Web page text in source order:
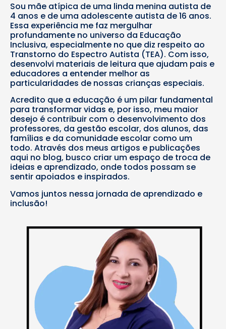
Sou mãe atípica de uma linda menina autista de
4 anos e de uma adolescente autista de 16 anos.
Essa experiência me faz mergulhar
profundamente no universo da Educação
Inclusiva, especialmente no que diz respeito ao
Transtorno do Espectro Autista (TEA). Com isso,
desenvolvi materiais de leitura que ajudam pais e
educadores a entender melhor as
particularidades de nossas crianças especiais.
Acredito que a educação é um pilar fundamental
para transformar vidas e, por isso, meu maior
desejo é contribuir com o desenvolvimento dos
professores, da gestão escolar, dos alunos, das
famílias e da comunidade escolar como um
todo. Através dos meus artigos e publicações
aqui no blog, busco criar um espaço de troca de
ideias e aprendizado, onde todos possam se
sentir apoiados e inspirados.
Vamos juntos nessa jornada de aprendizado e
inclusão!